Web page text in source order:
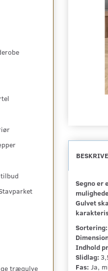
trægulve
Segno er
Gulvet
Sortering:
Indhold
Slidlag:
Fas: Ja,